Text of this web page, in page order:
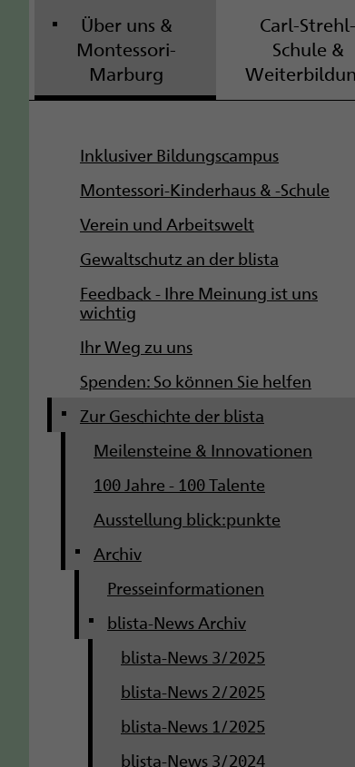
Über uns &
Montessori-
Marburg
Carl-Strehl-
Schule &
g
o
Inklusiver Bildungscampus
Montessori-Kinderhaus & -Schule
Verein und Arbeitswelt
Gewaltschutz an der blista
Feedback - Ihre Meinung ist uns
wichtig
Ihr Weg zu uns
Spenden: So können Sie helfen
Zur Geschichte der blista
Meilensteine & Innovationen
100 Jahre - 100 Talente
Ausstellung blick:punkte
Archiv
Presseinformationen
blista-News Archiv
blista-News 3/2025
blista-News 2/2025
blista-News 1/2025
blista-News 3/2024